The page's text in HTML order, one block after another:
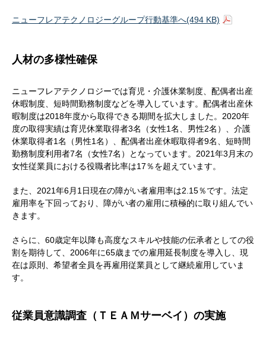
ニューフレアテクノロジーグループ行動基準へ(494 KB)
人材の多様性確保
ニューフレアテクノロジーでは育児・介護休業制度、配偶者出産
休暇制度、短時間勤務制度などを導入しています。配偶者出産休
暇制度は2018年度から取得できる期間を拡大しました。2020年
度の取得実績は育児休業取得者3名（女性1名、男性2名）、介護
休業取得者1名（男性1名）、配偶者出産休暇取得者9名、短時間
勤務制度利用者7名（女性7名）となっています。2021年3月末の
女性従業員における役職者比率は17％を超えています。
また、2021年6月1日現在の障がい者雇用率は2.15％です。法定
雇用率を下回っており、障がい者の雇用に積極的に取り組んでい
きます。
さらに、60歳定年以降も高度なスキルや技能の伝承者としての役
割を期待して、2006年に65歳までの雇用延長制度を導入し、現
在は原則、希望者全員を再雇用従業員として継続雇用していま
す。
従業員意識調査（ＴＥＡＭサーベイ）の実施